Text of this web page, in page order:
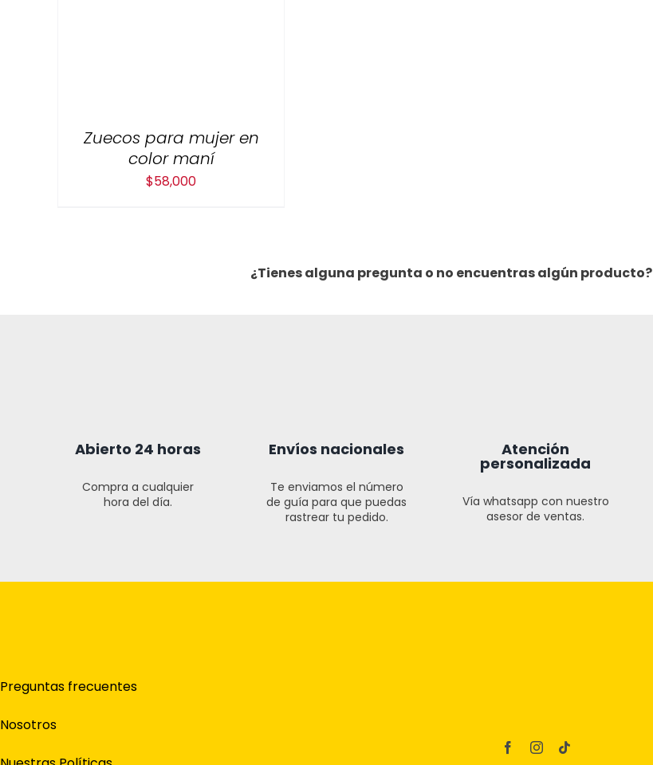
Zuecos para mujer en
color maní
$58,000
¿Tienes alguna pregunta o no encuentras algún producto?
Abierto 24 horas
Compra a cualquier
hora del día.
Envíos nacionales
Te enviamos el número
de guía para que puedas
rastrear tu pedido.
Atención
personalizada
Vía whatsapp con nuestro
asesor de ventas.
Preguntas frecuentes
Nosotros